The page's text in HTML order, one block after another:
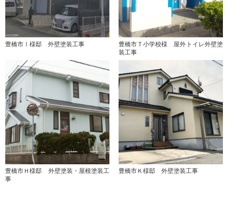
豊橋市Ⅰ様邸 外壁塗装工事
豊橋市Ｔ小学校様 屋外トイレ外壁塗
装工事
豊橋市Ｈ様邸 外壁塗装・屋根塗装工
事
豊橋市Ｋ様邸 外壁塗装工事